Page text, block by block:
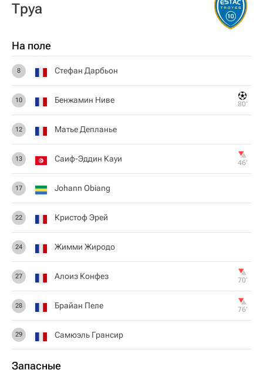
Труа
На поле
8 Стефан Дарбьон
10 Бенжамин Ниве 80‎’‎
12 Матье Депланье
13 Саиф-Эддин Кауи 46‎’‎
17 Johann Obiang
22 Кристоф Эрей
24 Жимми Жиродо
27 Алоиз Конфез 70‎’‎
28 Брайан Пеле 76‎’‎
29 Самюэль Грансир
Запасные